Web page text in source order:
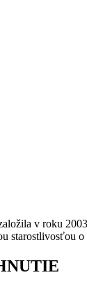
v roku
starostlivosťou